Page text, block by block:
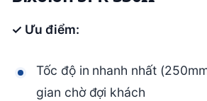
✓ Ưu điểm:
Tốc độ in nhanh nhất
gian chờ đợi khách